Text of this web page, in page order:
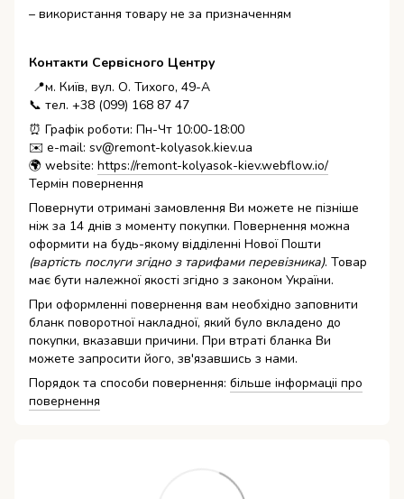
– використання товару не за призначенням
Контакти Сервісного Центру
📍м. Київ, вул. О. Тихого, 49-А
📞 тел. +38 (099) 168 87 47
⏰ Графік роботи: Пн-Чт 10:00-18:00
✉️ e-mail: sv@remont-kolyasok.kiev.ua
🌍 website: https://remont-kolyasok-kiev.webflow.io/
Термін повернення
Повернути отримані замовлення Ви можете не пізніше
ніж за 14 днів з моменту покупки. Повернення можна
оформити на будь-якому відділенні Нової Пошти
(вартість послуги згідно з тарифами перевізника). Товар
має бути належної якості згідно з законом України.
При оформленні повернення вам необхідно заповнити
бланк поворотної накладної, який було вкладено до
покупки, вказавши причини. При втраті бланка Ви
можете запросити його, зв'язавшись з нами.
Порядок та способи повернення: більше інформаціі про
повернення